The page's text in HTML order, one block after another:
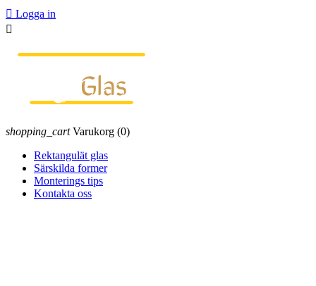
 Logga in

shopping_cart Varukorg (0)
Rektangulät glas
Särskilda former
Monterings tips
Kontakta oss